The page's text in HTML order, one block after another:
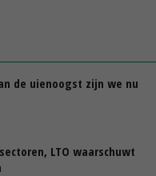
de uienoogst zijn we nu
LTO waarschuwt